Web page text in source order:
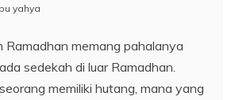
yahya
Ramadhan memang pahalanya
sedekah di luar Ramadhan.
memiliki hutang, mana yang